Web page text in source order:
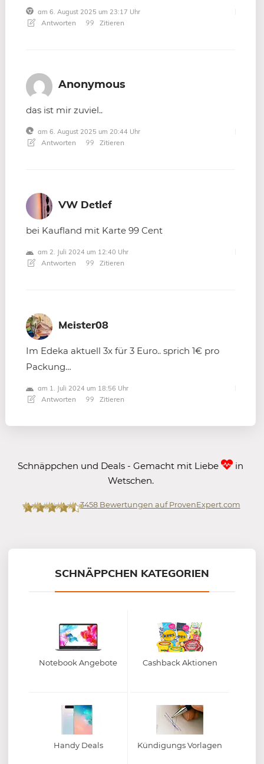
am 6. August 2025 um 23:17 Uhr
Antworten Zitieren
Anonymous
das ist mir zuviel..
am 6. August 2025 um 20:44 Uhr
Antworten Zitieren
VW Detlef
bei Kaufland mit Karte 99 Cent
am 2. Juli 2024 um 12:40 Uhr
Antworten Zitieren
Meister08
Im Edeka aktuell 3x für 3 Euro.. sprich 1€ pro
Packung…
am 1. Juli 2024 um 18:56 Uhr
Antworten Zitieren
Schnäppchen und Deals - Gemacht mit Liebe
in
Wetschen.
3458Bewertungen auf ProvenExpert.com
SCHNÄPPCHEN KATEGORIEN
Notebook Angebote Cashback Aktionen
Handy Deals Kündigungs Vorlagen